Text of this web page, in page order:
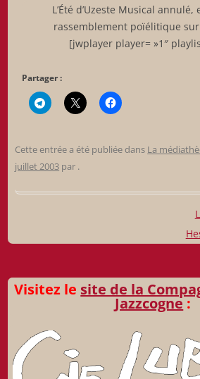
L’Été d’Uzeste Musical
rassemblement poïélitique
[jwplayer player= »1″
Partager :
Cette entrée a été publiée dans La
juillet 2003 par .
Visitez le site de la
Jazzcogne: